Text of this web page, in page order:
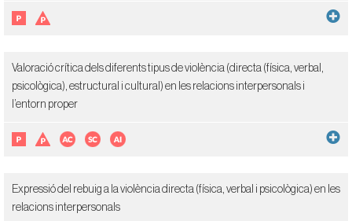
Valoració crítica dels diferents tipus de violència (directa (física, verbal,
psicològica), estructural i cultural) en les relacions interpersonals i
l’entorn proper
Expressió del rebuig a la violència directa (física, verbal i psicològica) en les
relacions interpersonals